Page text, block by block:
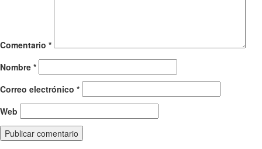
Comentario *
Nombre *
Correo electrónico *
Web